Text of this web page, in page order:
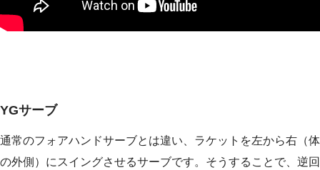
YGサーブ
通常のフォアハンドサーブとは違い、ラケットを左から右（体
の外側）にスイングさせるサーブです。そうすることで、逆回